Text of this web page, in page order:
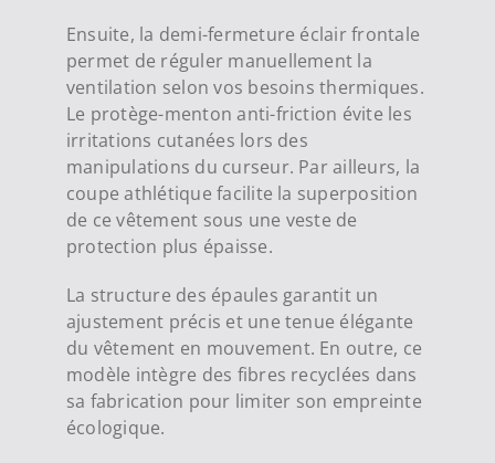
Ensuite, la demi-fermeture éclair frontale
permet de réguler manuellement la
ventilation selon vos besoins thermiques.
Le protège-menton anti-friction évite les
irritations cutanées lors des
manipulations du curseur. Par ailleurs, la
coupe athlétique facilite la superposition
de ce vêtement sous une veste de
protection plus épaisse.
La structure des épaules garantit un
ajustement précis et une tenue élégante
du vêtement en mouvement. En outre, ce
modèle intègre des fibres recyclées dans
sa fabrication pour limiter son empreinte
écologique.